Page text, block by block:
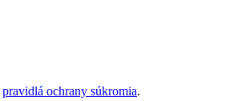
pravidlá ochrany súkromia.